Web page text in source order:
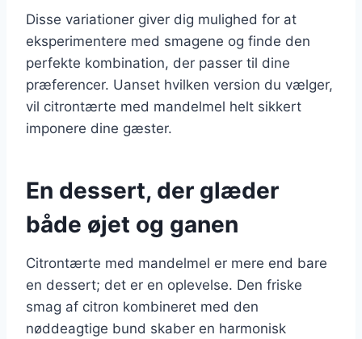
Disse variationer giver dig mulighed for at
eksperimentere med smagene og finde den
perfekte kombination, der passer til dine
præferencer. Uanset hvilken version du vælger,
vil citrontærte med mandelmel helt sikkert
imponere dine gæster.
En dessert, der glæder
både øjet og ganen
Citrontærte med mandelmel er mere end bare
en dessert; det er en oplevelse. Den friske
smag af citron kombineret med den
nøddeagtige bund skaber en harmonisk